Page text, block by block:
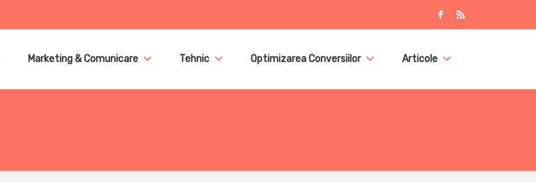
Marketing & Comunicare Tehnic Optimizarea Conversiilor Articole